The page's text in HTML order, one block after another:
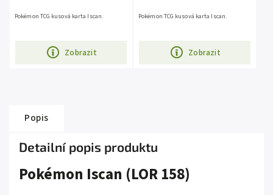
Zobrazit
Pokémon TCG kusová karta Iscan.
Zobrazit
Pokémon TCG kusová karta Iscan.
Popis
Detailní popis produktu
Pokémon Iscan (LOR 158)